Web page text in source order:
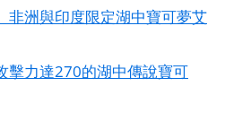
非洲與印度限定湖中寶可夢艾
擊力達270的湖中傳說寶可